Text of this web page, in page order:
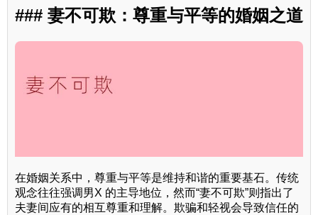
### 妻不可欺：尊重与平等的婚姻之道
在婚姻关系中，尊重与平等是维持和谐的重要基石。传统
观念往往强调男X 的主导地位，然而“妻不可欺”则指出了
夫妻间应有的相互尊重和理解。欺骗和轻视会导致信任的